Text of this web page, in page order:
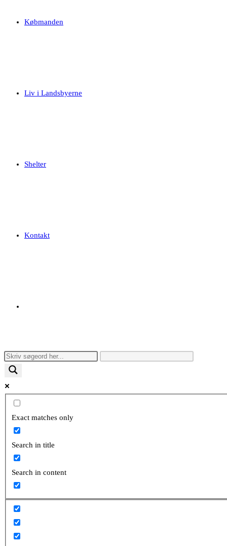
Købmanden
Liv i Landsbyerne
Shelter
Kontakt
search
Exact matches only
Search in title
Search in content